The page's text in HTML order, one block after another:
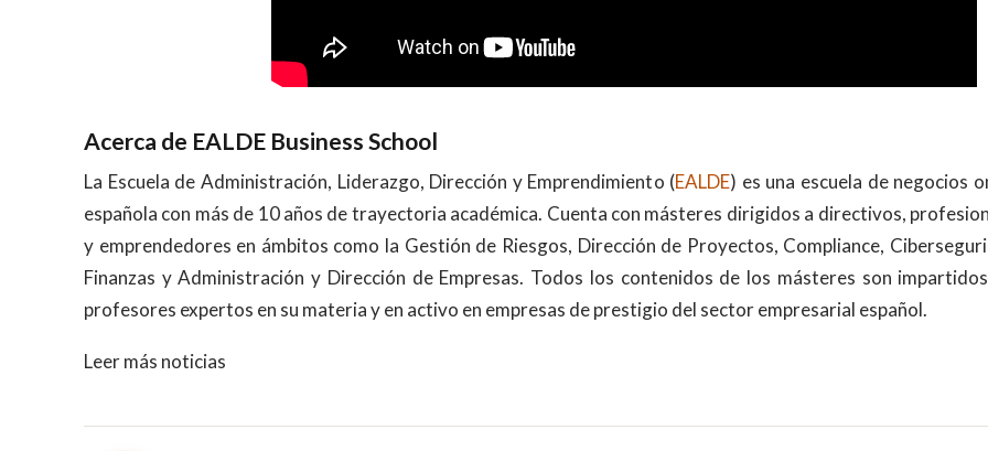
Acerca de EALDE Business School
La Escuela de Administración, Liderazgo, Dirección y Emprendimiento (EALDE) es una escuela de negocios
española con más de 10 años de trayectoria académica. Cuenta con másteres dirigidos a directivos,
y emprendedores en ámbitos como la Gestión de Riesgos, Dirección de Proyectos, Compliance,
Finanzas y Administración y Dirección de Empresas. Todos los contenidos de los másteres son
profesores expertos en su materia y en activo en empresas de prestigio del sector empresarial español.
Leer más noticias